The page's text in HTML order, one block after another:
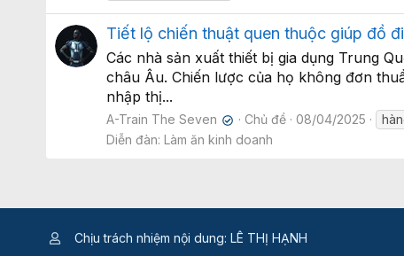
Tiết lộ chiến thuật quen thuộc giúp đồ
Các nhà sản xuất thiết bị gia dụng Trung
châu Âu. Chiến lược của họ không đơn
nhập thị...
A-Train The Seven ✔ Chủ đề 08/04/2025
Diễn đàn: Làm ăn kinh doanh
Chịu trách nhiệm nội dung: LÊ THỊ HẠNH